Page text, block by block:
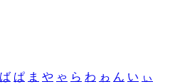
ば ぱ ま や ゃ ら わ ゎ ん い ぃ